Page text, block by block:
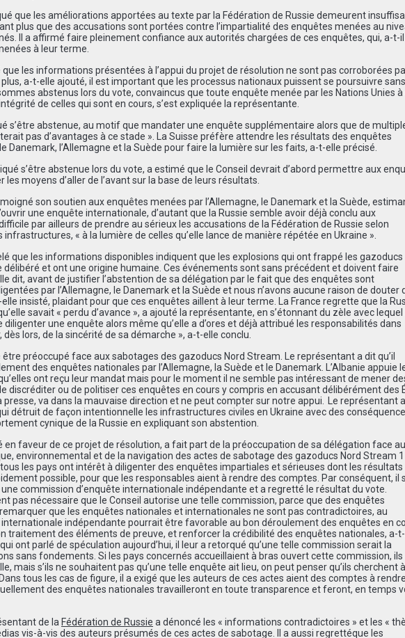
que les améliorations apportées au texte par la Fédération de Russie demeurent
plus que des accusations sont portées contre l’impartialité des enquêtes menées au
Il a affirmé faire pleinement confiance aux autorités chargées de ces enquêtes, qui, a-t-il
à leur terme.
les informations présentées à l’appui du projet de résolution ne sont pas corroborées
a-t-elle ajouté, il est important que les processus nationaux puissent se poursuivre sans
abstenus lors du vote, convaincus que toute enquête menée par les Nations Unies à
de celles qui sont en cours, s’est expliquée la représentante.
s’être abstenue, au motif que mandater une enquête supplémentaire alors que de
pas d’avantages à ce stade ». La Suisse préfère attendre les résultats des enquêtes
Danemark, l’Allemagne et la Suède pour faire la lumière sur les faits, a-t-elle précisé.
s’être abstenue lors du vote, a estimé que le Conseil devrait d’abord permettre aux
moyens d’aller de l’avant sur la base de leurs résultats.
son soutien aux enquêtes menées par l’Allemagne, le Danemark et la Suède,
une enquête internationale, d’autant que la Russie semble avoir déjà conclu aux
par ailleurs de prendre au sérieux les accusations de la Fédération de Russie selon
« à la lumière de celles qu’elle lance de manière répétée en Ukraine ».
que les informations disponibles indiquent que les explosions qui ont frappé les gazoducs
délibéré et ont une origine humaine. Ces événements sont sans précédent et doivent faire
dit, avant de justifier l’abstention de sa délégation par le fait que des enquêtes sont
par l’Allemagne, le Danemark et la Suède et nous n’avons aucune raison de douter
insisté, plaidant pour que ces enquêtes aillent à leur terme. La France regrette que la
savait « perdu d’avance », a ajouté la représentante, en s’étonnant du zè le avec lequel
diligenter une enquête alors même qu’elle a d’ores et déjà attribué les responsabilités dans
dès lors, de la sincérité de sa démarche », a-t-elle conclu.
être préoccupé face aux sabotages des gazoducs Nord Stream. Le représentant a dit qu’il
des enquêtes nationales par l’Allemagne, la Suède et le Danemark. L’Albanie appuie
ont reçu leur mandat mais pour le moment il ne semble pas intéressant de mener
discréditer ou de politiser ces enquêtes en cours y compris en accusant délibérément des
va dans la mauvaise direction et ne peut compter sur notre appui.
Le représentant a
détruit de façon intentionnelle les infrastructures civiles en Ukraine avec des consé
cynique de la Russie en expliquant son abstention.
en faveur de ce projet de résolution, a fait part de la préoccupation de sa délégation face
environnemental et de la navigation des actes de sabotage des gazoducs Nord Stream
les pays ont intérêt à diligenter des enquêtes impartiales et sérieuses dont les résultats
possible, pour que les responsables aient à rendre des comptes. Par conséquent, il
commission d’enquête internationale indépendante et a regretté le résultat du vote.
pas nécessaire que le Conseil autorise une telle commission, parce que des enquêtes
que les enquêtes nationales et internationales ne sont pas contradictoires, au
indépendante pourrait être favorable au bon déroulement des enquêtes en
traitement des éléments de preuve, et renforcer la crédibilité des enquêtes nationales, a-t-
ont parlé de spéculation aujourd’hui, il leur a retorqué qu’une telle commission serait la
sans fondements. Si les pays concernés accueillaient à bras ouvert cette commission, ils
mais s’ils ne souhaitent pas qu’une telle enquête ait lieu, on peut penser qu’ils cherchent à
tous les cas de figure, il a exigé que les auteurs de ces actes aient des comptes à
des enquêtes nationales travailleront en toute transparence et feront, en temps
de la Fédération de Russie a dénoncé les « informations contradictoires » et les « thè
dias vis-à-vis des auteurs présumés de ces actes de sabotage. Il a aussi regrettéque les